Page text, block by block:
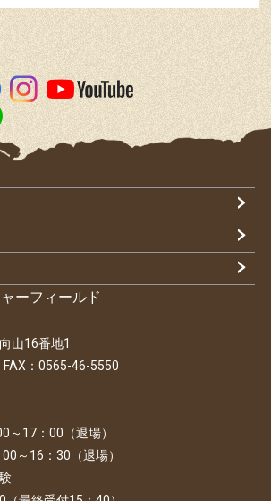
ーフィールド
山16番地1
：0565-46-5550
17：00（退場）
16：30（退場）